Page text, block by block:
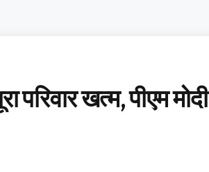
खत्म, पीएम मोदी